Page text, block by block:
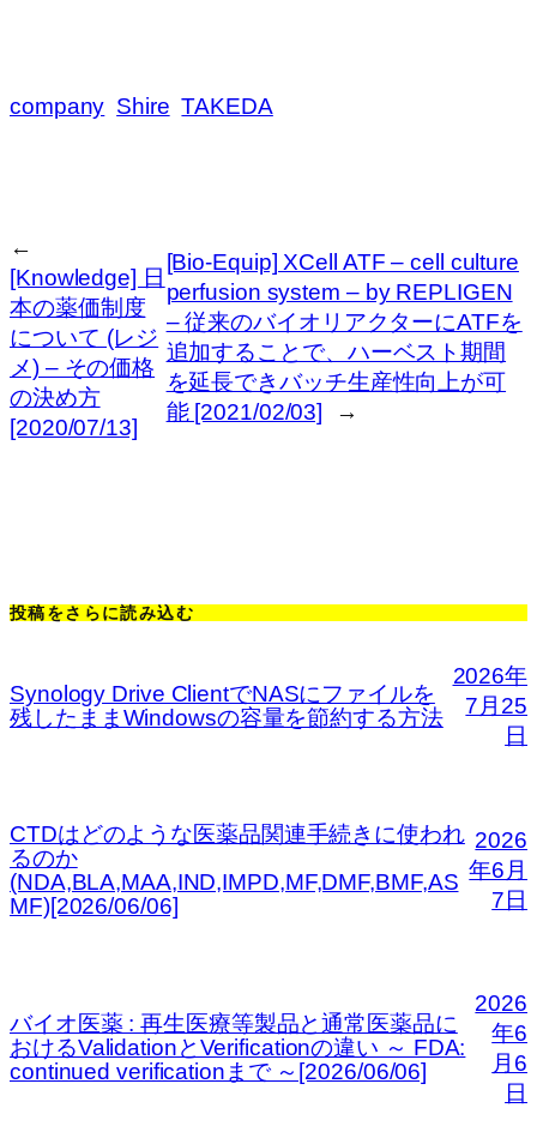
company Shire TAKEDA
←
[Knowledge] 日
本の薬価制度
について (レジ
メ) – その価格
の決め方
[2020/07/13]
[Bio-Equip] XCell ATF – cell culture
perfusion system – by REPLIGEN
– 従来のバイオリアクターにATFを
追加することで、ハーベスト期間
を延長できバッチ生産性向上が可
能 [2021/02/03]
→
投稿をさらに読み込む
Synology Drive ClientでNASにファイルを
残したままWindowsの容量を節約する方法
2026年
7月25
日
CTDはどのような医薬品関連手続きに使われ
るのか
(NDA,BLA,MAA,IND,IMPD,MF,DMF,BMF,AS
MF)[2026/06/06]
2026
年6月
7日
バイオ医薬 : 再生医療等製品と通常医薬品に
おけるValidationとVerificationの違い ～ FDA:
continued verificationまで ～[2026/06/06]
2026
年6
月6
日